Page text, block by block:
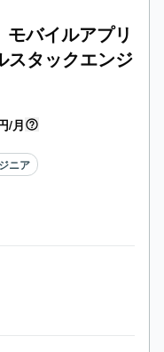
バイルアプリ
スタックエンジ
/月
ニア